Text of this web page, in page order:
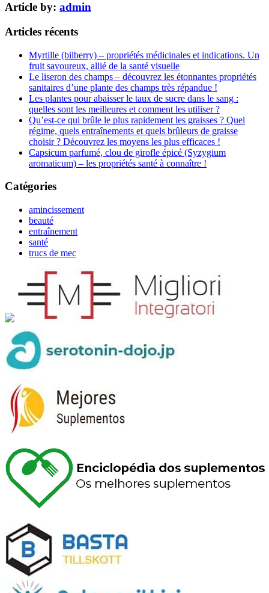
Article by: admin
Articles récents
Myrtille (bilberry) – propriétés médicinales et indications. Un
fruit savoureux, allié de la santé visuelle
Le liseron des champs – découvrez les étonnantes propriétés
sanitaires d’une plante des champs très répandue !
Les plantes pour abaisser le taux de sucre dans le sang :
quelles sont les meilleures et comment les utiliser ?
Qu’est-ce qui brûle le plus rapidement les graisses ? Quel
régime, quels entraînements et quels brûleurs de graisse
choisir ? Découvrez les moyens les plus efficaces !
Capsicum parfumé, clou de girofle épicé (Syzygium
aromaticum) – les propriétés santé à connaître !
Catégories
amincissement
beauté
entraînement
santé
trucs de mec